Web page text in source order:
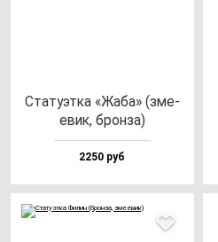
Ста­ту­эт­ка «Жаба» (зме­
евик, брон­за)
2250 руб